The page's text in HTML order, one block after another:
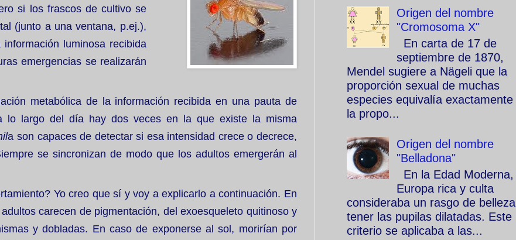
si los frascos de cultivo se
(junto a una ventana, p.ej.),
luminosa recibida
emergencias se realizarán
metabólica de la información recibida en una pauta de
lo largo del día hay dos veces en la que existe la misma
a son capaces de detectar si esa intensidad crece o decrece,
se sincronizan de modo que los adultos emergerán al
Yo creo que sí y voy a explicarlo a continuación. En
carecen de pigmentación, del exoesqueleto quitinoso y
y dobladas. En caso de exponerse al sol, morirían por
Origen del nombre
"Cromosoma X"
En carta de 17 de
septiembre de 1870,
Mendel sugiere a Nägeli que la
proporción sexual de muchas
especies equivalía exactamente
la propo...
Origen del nombre
"Belladona"
En la Edad Moderna,
Europa rica y culta
consideraba un rasgo de
tener las pupilas dilatadas. Este
criterio se aplicaba a las...